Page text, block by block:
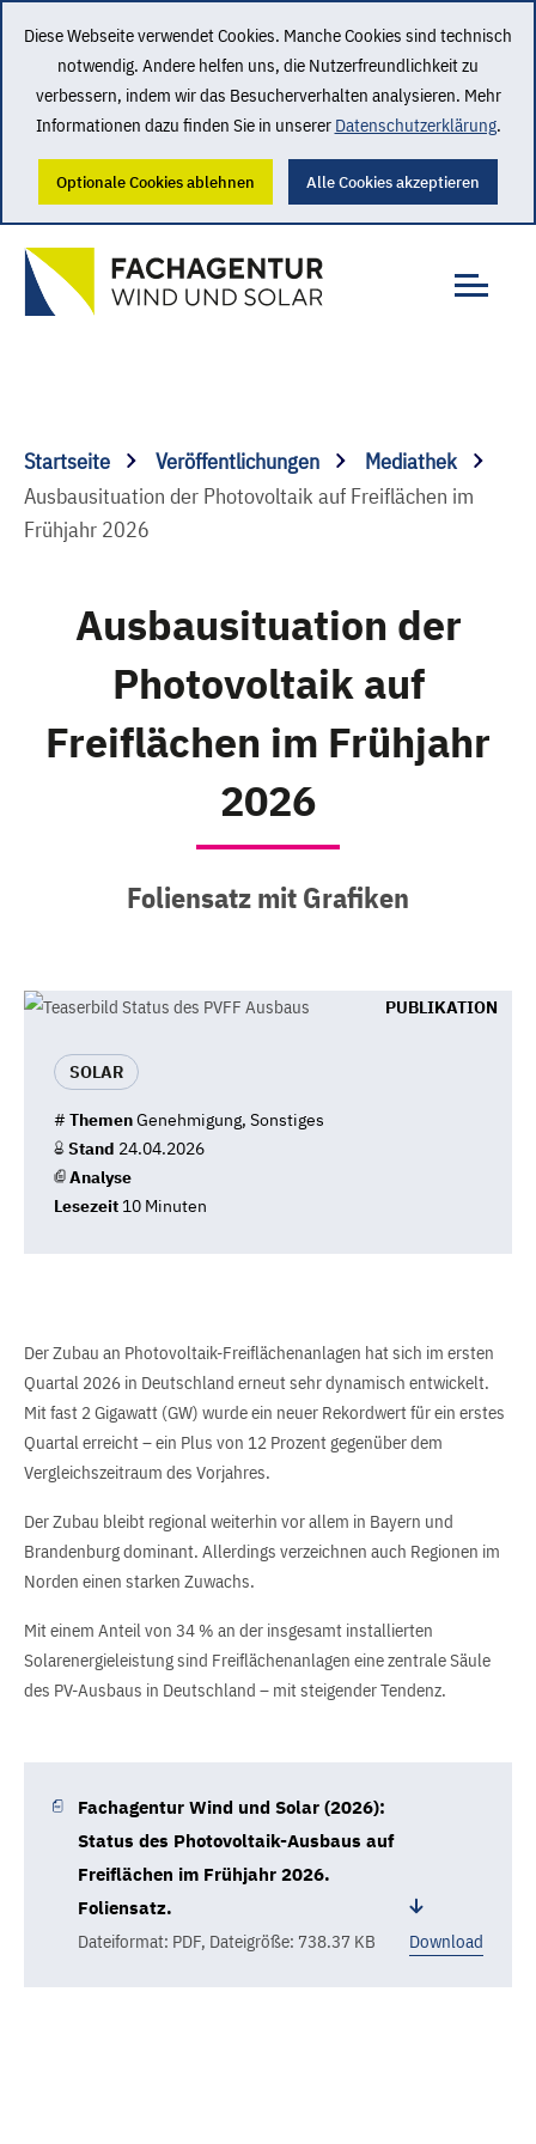
Diese Webseite verwendet Cookies. Manche Cookies sind technisch
notwendig. Andere helfen uns, die Nutzerfreundlichkeit zu
verbessern, indem wir das Besucherverhalten analysieren. Mehr
Informationen dazu finden Sie in unserer Datenschutzerklärung.
Optionale Cookies ablehnen Alle Cookies akzeptieren
Startseite Veröffentlichungen
Mediathek
Ausbausituation der Photovoltaik auf Freiflächen im
Frühjahr 2026
Ausbausituation der
Photovoltaik auf
Freiflächen im Frühjahr
2026
Foliensatz mit Grafiken
PUBLIKATION
SOLAR
# ThemenGenehmigung, Sonstiges
Stand 24.04.2026
Analyse
Lesezeit 10 Minuten
Der Zubau an Photovoltaik-Freiflächenanlagen hat sich im ersten
Quartal 2026 in Deutschland erneut sehr dynamisch entwickelt.
Mit fast 2 Gigawatt (GW) wurde ein neuer Rekordwert für ein erstes
Quartal erreicht – ein Plus von 12 Prozent gegenüber dem
Vergleichszeitraum des Vorjahres.
Der Zubau bleibt regional weiterhin vor allem in Bayern und
Brandenburg dominant. Allerdings verzeichnen auch Regionen im
Norden einen starken Zuwachs.
Mit einem Anteil von 34 % an der insgesamt installierten
Solarenergieleistung sind Freiflächenanlagen eine zentrale Säule
des PV-Ausbaus in Deutschland – mit steigender Tendenz.
Fachagentur Wind und Solar (2026):
Status des Photovoltaik-Ausbaus auf
Freiflächen im Frühjahr 2026.
Foliensatz.
Dateiformat: PDF, Dateigröße: 738.37 KB Download